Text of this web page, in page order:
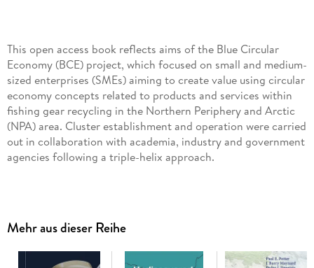
This open access book reflects aims of the Blue Circular
Economy (BCE) project, which focused on small and medium-
sized enterprises (SMEs) aiming to create value using circular
economy concepts related to products and services within
fishing gear recycling in the Northern Periphery and Arctic
(NPA) area. Cluster establishment and operation were carried
out in collaboration with academia, industry and government
agencies following a triple-helix approach.
economy is one of the tools in the European Green deal,
targeting waste minimisation. Closing the loop for waste
fishing nets by transferring them to a resource could be a
Mehr aus dieser Reihe